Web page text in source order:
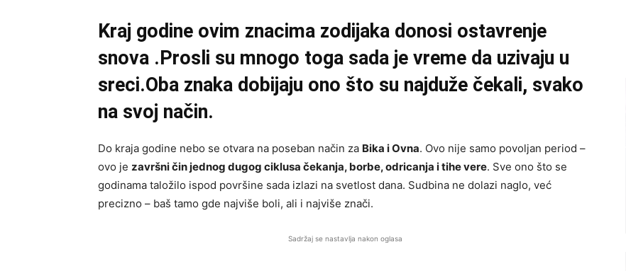
Kraj godine ovim znacima zodijaka donosi ostavrenje
snova .Prosli su mnogo toga sada je vreme da uzivaju u
sreci.Oba znaka dobijaju ono što su najduže čekali, svako
na svoj način.
Do kraja godine nebo se otvara na poseban način za Bika i Ovna. Ovo nije samo povoljan period –
ovo je završni čin jednog dugog ciklusa čekanja, borbe, odricanja i tihe vere. Sve ono što se
godinama taložilo ispod površine sada izlazi na svetlost dana. Sudbina ne dolazi naglo, već
precizno – baš tamo gde najviše boli, ali i najviše znači.
Sadržaj se nastavlja nakon oglasa